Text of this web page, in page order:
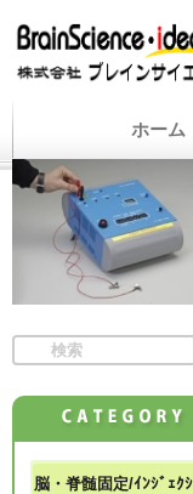
ホーム
脳・脊髄固定/ｲﾝｼﾞｪｸ